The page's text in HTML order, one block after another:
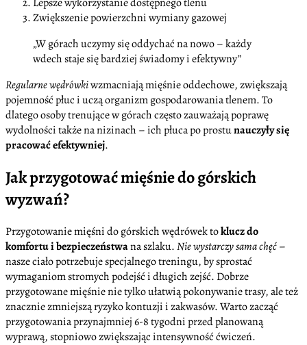
Zwiększenie powierzchni wymiany gazowej
„W górach uczymy się oddychać na nowo – każdy
wdech staje się bardziej świadomy i efektywny”
Regularne wędrówkiwzmacniają mięśnie oddechowe, zwiększają
pojemność płuc i uczą organizm gospodarowania tlenem. To
dlatego osoby trenujące w górach często zauważają poprawę
wydolności także na nizinach – ich płuca po prostunauczyły się
pracować efektywniej.
Jak przygotować mięśnie do górskich
wyzwań?
Przygotowanie mięśni do górskich wędrówek toklucz do
komfortu i bezpieczeństwana szlaku.Nie wystarczy sama chęć–
nasze ciało potrzebuje specjalnego treningu, by sprostać
wymaganiom stromych podejść i długich zejść. Dobrze
przygotowane mięśnie nie tylko ułatwią pokonywanie trasy, ale też
znacznie zmniejszą ryzyko kontuzji i zakwasów. Warto zacząć
przygotowania przynajmniej 6-8 tygodni przed planowaną
wyprawą, stopniowo zwiększając intensywność ćwiczeń.